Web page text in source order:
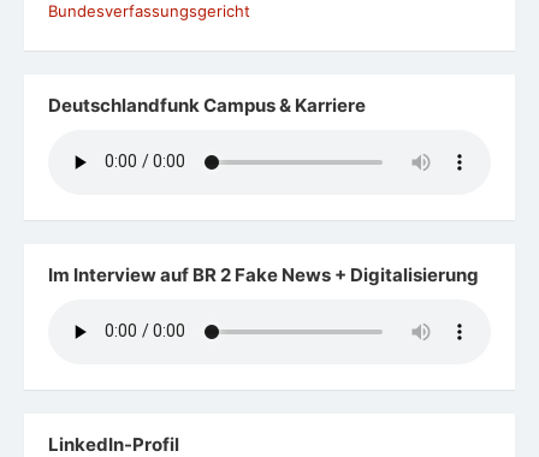
Bundesverfassungsgericht
Deutschlandfunk Campus & Karriere
Im Interview auf BR 2 Fake News + Digitalisierung
LinkedIn-Profil